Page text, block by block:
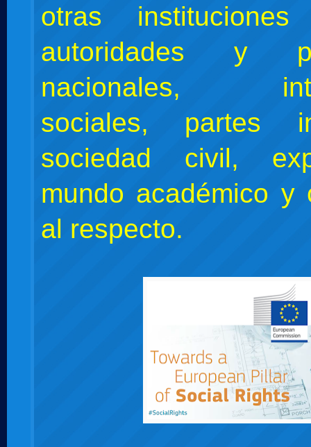
otras instituciones
autoridades y
nacionales,
sociales, partes
sociedad civil,
mundo académico y
al respecto.